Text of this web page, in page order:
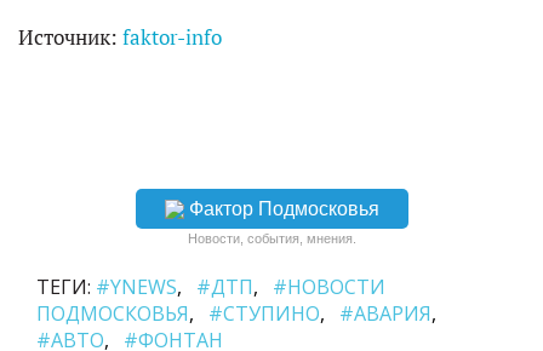
Источник: faktor-info
Фактор Подмосковья
Новости, события, мнения.
ТЕГИ: #YNEWS #ДТП
#НОВОСТИ
ПОДМОСКОВЬЯ
#СТУПИНО
#АВАРИЯ
#АВТО
#ФОНТАН